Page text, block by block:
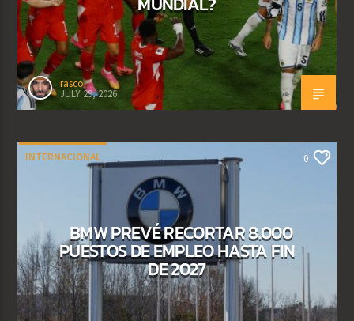
rasco
JULY 29, 2026
INTERNACIONAL 0
BMW PREVÉ RECORTAR 8.000
PUESTOS DE EMPLEO HASTA FIN
DE 2027